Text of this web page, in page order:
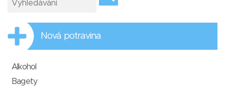
Nová potravina
Alkohol
Bagety